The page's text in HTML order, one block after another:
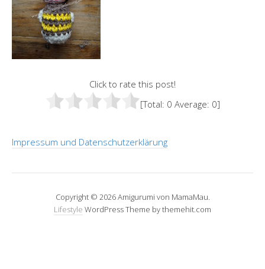
Click to rate this post!
[Total: 0 Average: 0]
Impressum und Datenschutzerklärung
Copyright © 2026 Amigurumi von MamaMau.
Lifestyle WordPress Theme by themehit.com